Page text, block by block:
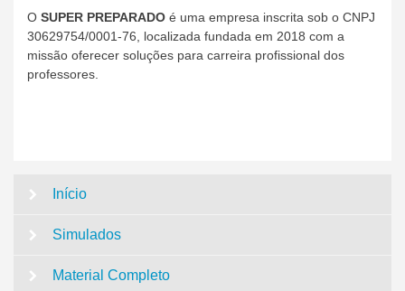
O SUPER PREPARADO é uma empresa inscrita sob o CNPJ
30629754/0001-76, localizada fundada em 2018 com a
missão oferecer soluções para carreira profissional dos
professores.
Início
Simulados
Material Completo